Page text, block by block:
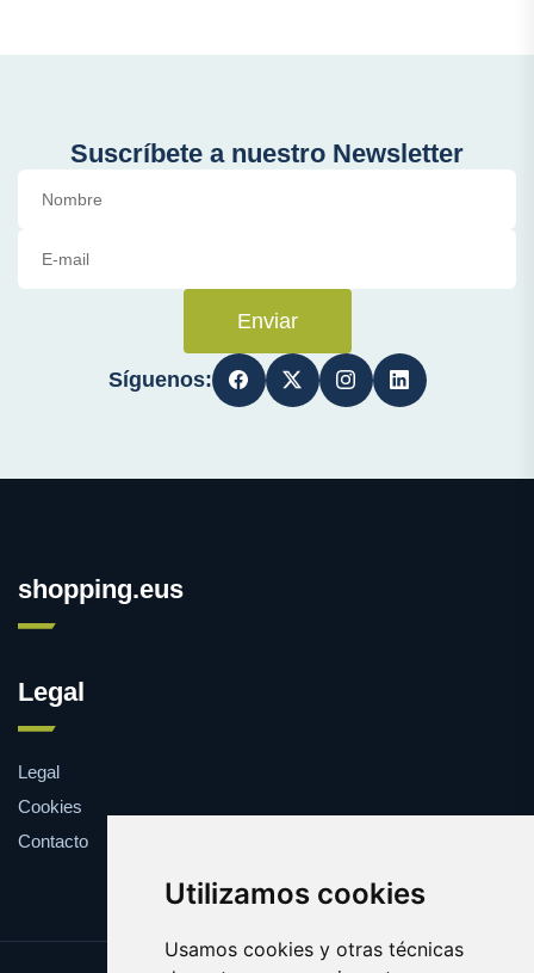
Utilizamos cookies
Usamos cookies y otras técnicas
Suscríbete a nuestro Newsletter
Enviar
Síguenos:
shopping.eus
Legal
Legal
Cookies
Contacto